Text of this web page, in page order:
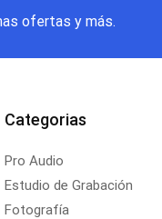
ofertas y más.
Categorias
Pro Audio
Estudio de Grabación
Fotografía